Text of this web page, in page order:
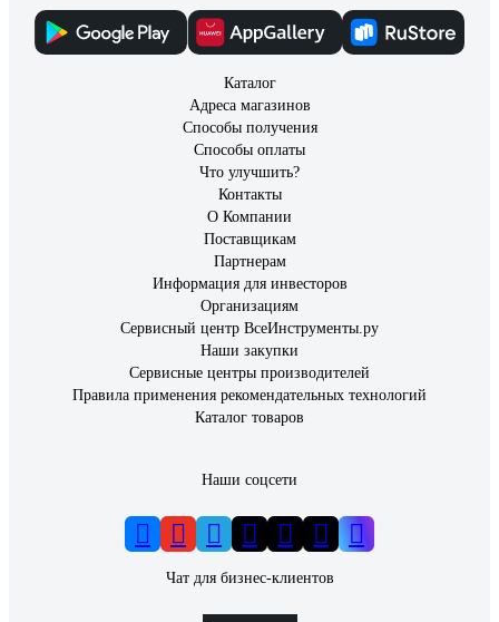
Каталог
Адреса магазинов
Способы получения
Способы оплаты
Что улучшить?
Контакты
О Компании
Поставщикам
Партнерам
Информация для инвесторов
Организациям
Сервисный центр ВсеИнструменты.ру
Наши закупки
Сервисные центры производителей
Правила применения рекомендательных технологий
Каталог товаров
Наши соцсети
Чат для бизнес-клиентов